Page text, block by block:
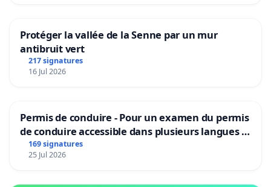
Protéger la vallée de la Senne par un mur
antibruit vert
217 signatures
16 Jul 2026
Permis de conduire - Pour un examen du permis
de conduire accessible dans plusieurs langues à
Bruxelles
169 signatures
25 Jul 2026